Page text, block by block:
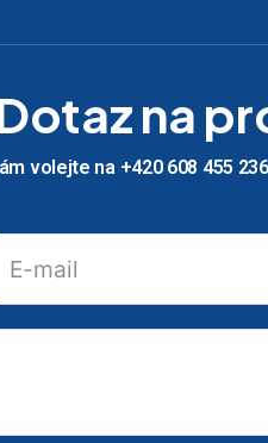
na
volejte na +420 608 455